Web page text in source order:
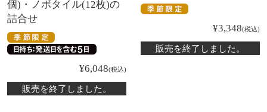
個)・ノボタイル(12枚)の
詰合せ
¥6,048 税込
販売を終了しました。
¥3,348 税込
販売を終了しました。